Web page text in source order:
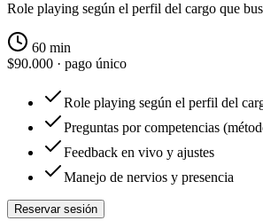
Role playing según el perfil del cargo que
60 min
$90.000 · pago único
Role playing según el perfil del
Preguntas por competencias
Feedback en vivo y ajustes
Manejo de nervios y presencia
Reservar sesión